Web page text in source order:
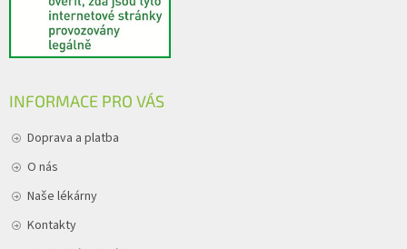
INFORMACE PRO VÁS
Doprava a platba
O nás
Naše lékárny
Kontakty